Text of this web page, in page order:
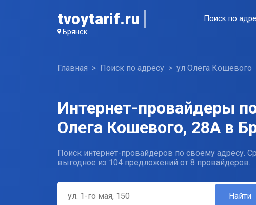
tvoytarif.ru
Брянск
Поиск по
Главная Поиск по адресу ул Олега Кошевого
Интернет-провайдеры
Олега Кошевого, 28А в
Поиск интернет-провайдеров по своему адресу.
выгодное из 104 предложений от 8 провайдеров.
Найти